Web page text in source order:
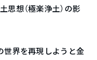
想（極楽浄土）の影
世界を再現しようと金